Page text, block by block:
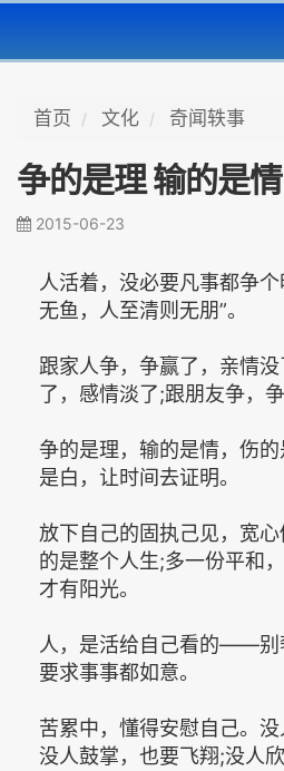
首页 文化 奇闻轶事
争的是理 输的是
2015-06-23
人活着，没必要凡事都争
无鱼，人至清则无朋”。
跟家人争，争赢了，亲情
了，感情淡了;跟朋友争，
争的是理，输的是情，伤
是白，让时间去证明。
放下自己的固执己见，宽
的是整个人生;多一份平和
才有阳光。
人，是活给自己看的——别
要求事事都如意。
苦累中，懂得安慰自己。
没人鼓掌，也要飞翔;没人